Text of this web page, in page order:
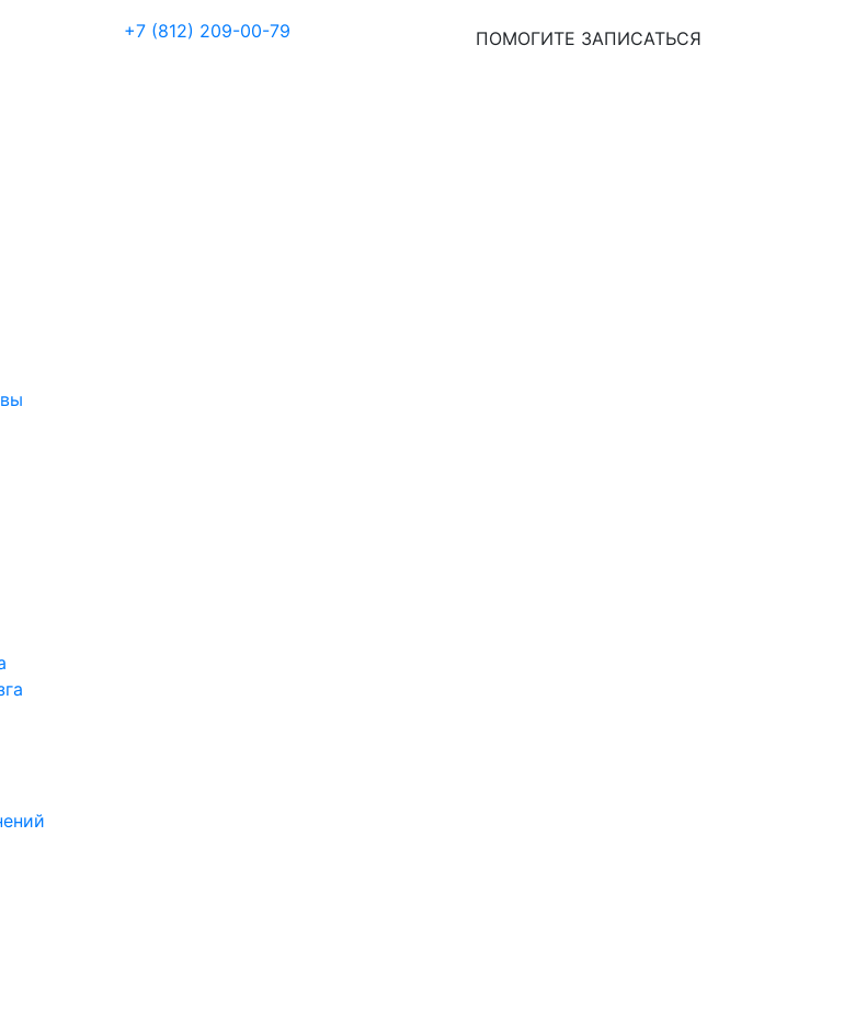
+7 (812) 209-00-79 ПОМОГИТЕ ЗАПИСАТЬСЯ